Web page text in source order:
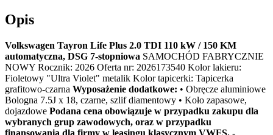
Opis
Volkswagen Tayron Life Plus 2.0 TDI 110 kW / 150 KM
automatyczna, DSG 7-stopniowa SAMOCHÓD FABRYCZNIE
NOWY Rocznik: 2026 Oferta nr: 2026173540 Kolor lakieru:
Fioletowy "Ultra Violet" metalik Kolor tapicerki: Tapicerka
grafitowo-czarna Wyposażenie dodatkowe: • Obręcze aluminiowe
Bologna 7.5J x 18, czarne, szlif diamentowy • Koło zapasowe,
dojazdowe Podana cena obowiązuje w przypadku zakupu dla
wybranych grup zawodowych, oraz w przypadku
finansowania dla firmy w leasingu klasycznym VWFS. -